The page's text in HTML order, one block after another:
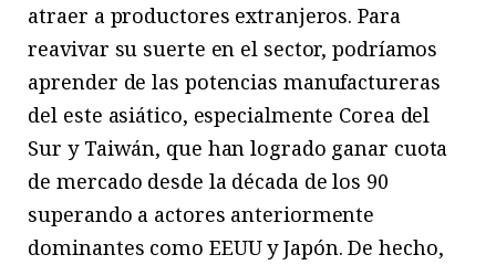
atraer a productores extranjeros. Para
reavivar su suerte en el sector, podríamos
aprender de las potencias manufactureras
del este asiático, especialmente Corea del
Sur y Taiwán, que han logrado ganar cuota
de mercado desde la década de los 90
superando a actores anteriormente
dominantes como EEUU y Japón. De hecho,